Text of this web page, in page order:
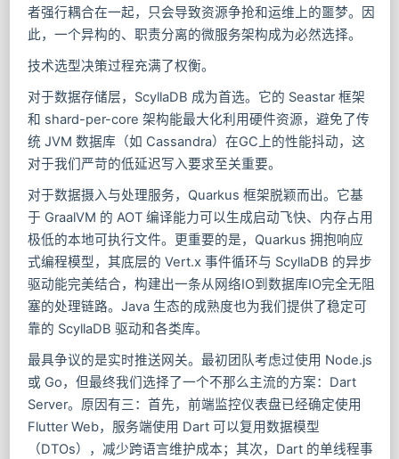
者强行耦合在一起，只会导致资源争抢和运维上的噩梦。因
此，一个异构的、职责分离的微服务架构成为必然选择。
技术选型决策过程充满了权衡。
对于数据存储层，ScyllaDB 成为首选。它的 Seastar 框架
和 shard-per-core 架构能最大化利用硬件资源，避免了传
统 JVM 数据库（如 Cassandra）在GC上的性能抖动，这
对于我们严苛的低延迟写入要求至关重要。
对于数据摄入与处理服务，Quarkus 框架脱颖而出。它基
于 GraalVM 的 AOT 编译能力可以生成启动飞快、内存占用
极低的本地可执行文件。更重要的是，Quarkus 拥抱响应
式编程模型，其底层的 Vert.x 事件循环与 ScyllaDB 的异步
驱动能完美结合，构建出一条从网络IO到数据库IO完全无阻
塞的处理链路。Java 生态的成熟度也为我们提供了稳定可
靠的 ScyllaDB 驱动和各类库。
最具争议的是实时推送网关。最初团队考虑过使用 Node.js
或 Go，但最终我们选择了一个不那么主流的方案：Dart
Server。原因有三：首先，前端监控仪表盘已经确定使用
Flutter Web，服务端使用 Dart 可以复用数据模型
（DTOs），减少跨语言维护成本；其次，Dart 的单线程事